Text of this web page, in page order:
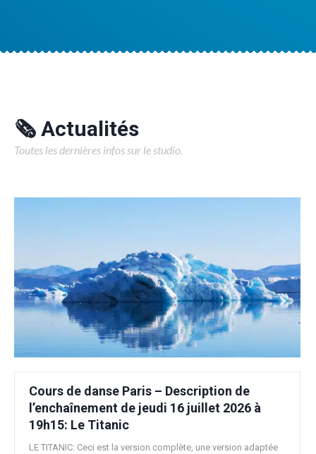
🗞️ Actualités
Toutes les dernières infos sur le studio.
Cours de danse Paris – Description de
l’enchaînement de jeudi 16 juillet 2026 à
19h15: Le Titanic
LE TITANIC: Ceci est la version complète, une version adaptée